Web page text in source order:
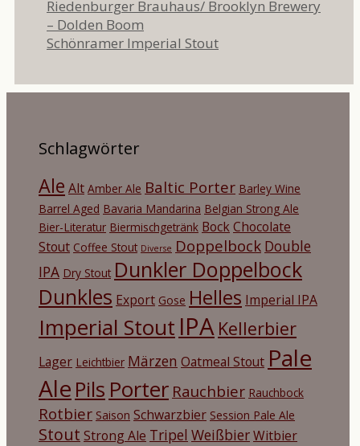
Riedenburger Brauhaus/ Brooklyn Brewery
– Dolden Boom
Schönramer Imperial Stout
Schlagwörter
Ale Alt Amber Ale Baltic Porter Barley Wine
Barrel Aged Bavaria Mandarina Belgian Strong Ale
Bier-Literatur Biermischgetränk BockChocolate
Stout Coffee Stout Diverse Doppelbock Double
IPA Dry Stout Dunkler Doppelbock
Dunkles Export Gose Helles Imperial IPA
Imperial Stout IPA Kellerbier
Lager Leichtbier Märzen Oatmeal Stout Pale
Ale Pils Porter Rauchbier Rauchbock
Rotbier Saison Schwarzbier Session Pale Ale
Stout Strong Ale Tripel WeißbierWitbier